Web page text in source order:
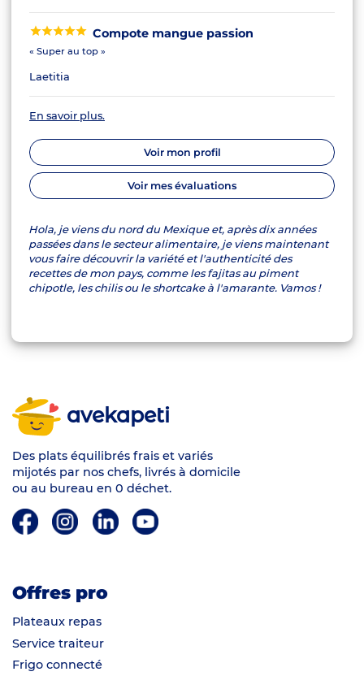
Compote mangue passion
« Super au top »
Laetitia
En savoir plus.
Voir mon profil
Voir mes évaluations
Hola, je viens du nord du Mexique et, après dix années
passées dans le secteur alimentaire, je viens maintenant
vous faire découvrir la variété et l'authenticité des
recettes de mon pays, comme les fajitas au piment
chipotle, les chilis ou le shortcake à l'amarante. Vamos !
avekapeti
Des plats équilibrés frais et variés
mijotés par nos chefs, livrés à domicile
ou au bureau en 0 déchet.
Offres pro
Plateaux repas
Service traiteur
Frigo connecté